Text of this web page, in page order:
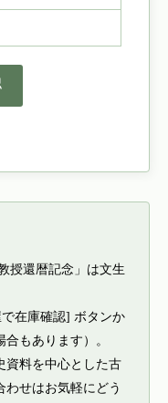
授還暦記念」は文生
在庫確認] ボタンか
もあります）。
資料を中心とした古
せはお気軽にどう